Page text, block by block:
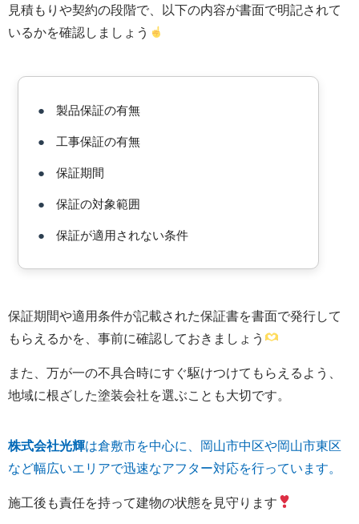
見積もりや契約の段階で、以下の内容が書面で明記されて
いるかを確認しましょう
● 製品保証の有無
● 工事保証の有無
● 保証期間
● 保証の対象範囲
● 保証が適用されない条件
保証期間や適用条件が記載された保証書を書面で発行して
もらえるかを、事前に確認しておきましょう
また、万が一の不具合時にすぐ駆けつけてもらえるよう、
地域に根ざした塗装会社を選ぶことも大切です。
株式会社光輝は倉敷市を中心に、岡山市中区や岡山市東区
など幅広いエリアで迅速なアフター対応を行っています。
施工後も責任を持って建物の状態を見守ります